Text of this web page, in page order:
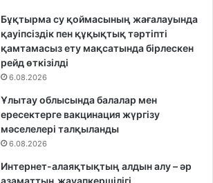
Бұқтырма су қоймасының жағалауында
қауіпсіздік пен құқықтық тәртіпті
қамтамасыз ету мақсатында бірлескен
рейд өткізілді
6.08.2026
Ұлытау облысында балалар мен
ересектерге вакцинация жүргізу
мәселелері талқыланды
6.08.2026
Интернет-алаяқтықтың алдын алу – әр